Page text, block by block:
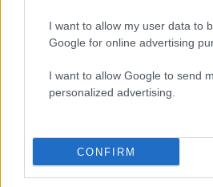
I want to allow my user data to
Google for online advertising
I want to allow Google to send
personalized advertising.
CONFIRM